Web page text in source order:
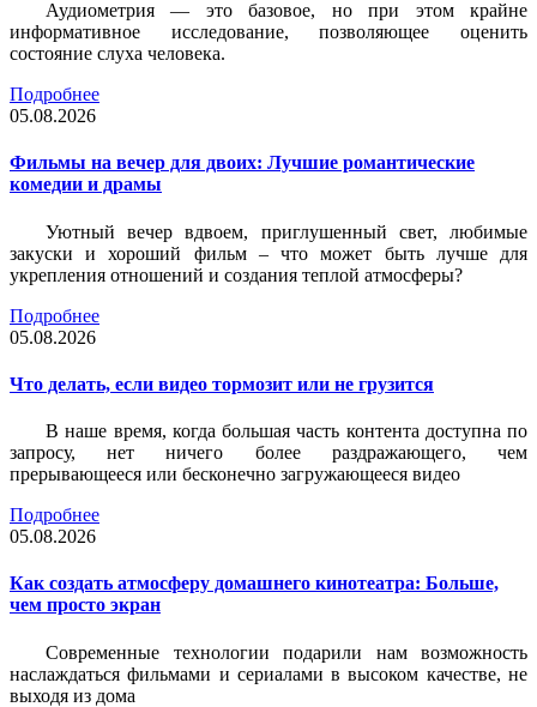
Аудиометрия — это базовое, но при этом крайне
информативное исследование, позволяющее оценить
состояние слуха человека.
Подробнее
05.08.2026
Фильмы на вечер для двоих: Лучшие романтические
комедии и драмы
Уютный вечер вдвоем, приглушенный свет, любимые
закуски и хороший фильм – что может быть лучше для
укрепления отношений и создания теплой атмосферы?
Подробнее
05.08.2026
Что делать, если видео тормозит или не грузится
В наше время, когда большая часть контента доступна по
запросу, нет ничего более раздражающего, чем
прерывающееся или бесконечно загружающееся видео
Подробнее
05.08.2026
Как создать атмосферу домашнего кинотеатра: Больше,
чем просто экран
Современные технологии подарили нам возможность
наслаждаться фильмами и сериалами в высоком качестве, не
выходя из дома